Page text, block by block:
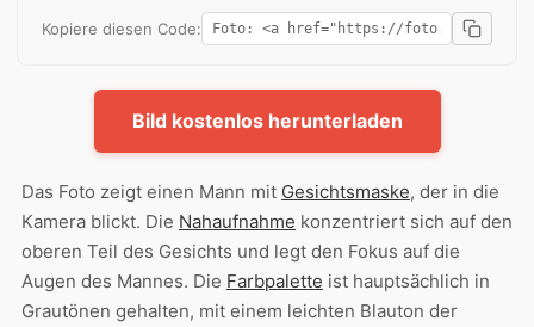
Kopiere diesen Code:
Bild kostenlos herunterladen
Das Foto zeigt einen Mann mit Gesichtsmaske, der in die
Kamera blickt. Die Nahaufnahme konzentriert sich auf den
oberen Teil des Gesichts und legt den Fokus auf die
Augen des Mannes. Die Farbpalette ist hauptsächlich in
Grautönen gehalten, mit einem leichten Blauton der